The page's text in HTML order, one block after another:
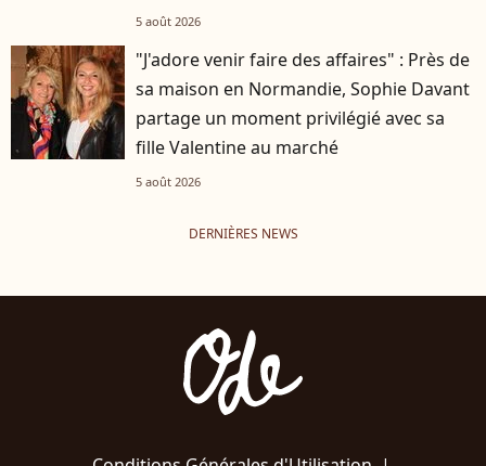
5 août 2026
"J'adore venir faire des affaires" : Près de
sa maison en Normandie, Sophie Davant
partage un moment privilégié avec sa
fille Valentine au marché
5 août 2026
DERNIÈRES NEWS